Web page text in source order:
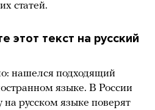
статей.
этот текст на русский
нашелся подходящий
языке. В России
на русском языке поверят